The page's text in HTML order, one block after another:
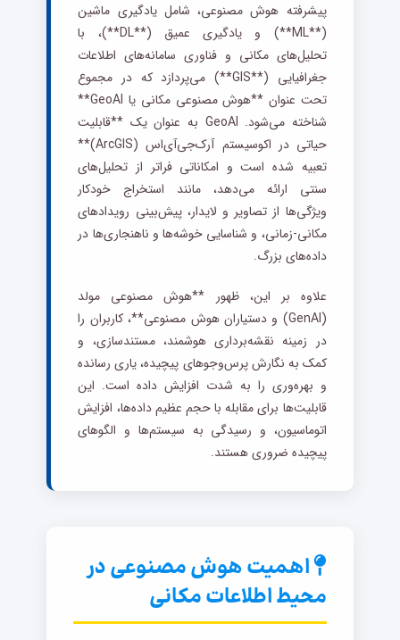
پیشرفته هوش مصنوعی، شامل یادگیری ماشین
(**ML**) و یادگیری عمیق (**DL**)، با
تحلیل‌های مکانی و فناوری سامانه‌های اطلاعات
جغرافیایی (**GIS**) می‌پردازد که در مجموع
تحت عنوان **هوش مصنوعی مکانی یا GeoAI**
شناخته می‌شود. GeoAI به عنوان یک **قابلیت
حیاتی در اکوسیستم آرک‌جی‌آی‌اس (ArcGIS)**
تعبیه شده است و امکاناتی فراتر از تحلیل‌های
سنتی ارائه می‌دهد، مانند استخراج خودکار
ویژگی‌ها از تصاویر و لایدار، پیش‌بینی رویدادهای
مکانی-زمانی، و شناسایی خوشه‌ها و ناهنجاری‌ها در
داده‌های بزرگ.
علاوه بر این، ظهور **هوش مصنوعی مولد
(GenAI) و دستیاران هوش مصنوعی**، کاربران را
در زمینه نقشه‌برداری هوشمند، مستندسازی، و
کمک به نگارش پرس‌وجوهای پیچیده، یاری رسانده
و بهره‌وری را به شدت افزایش داده است. این
قابلیت‌ها برای مقابله با حجم عظیم داده‌ها، افزایش
اتوماسیون، و رسیدگی به سیستم‌ها و الگوهای
پیچیده ضروری هستند.
اهمیت هوش مصنوعی در
محیط اطلاعات مکانی